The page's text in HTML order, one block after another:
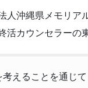
人沖縄県メモリア
活カウンセラーの
えることを通じ